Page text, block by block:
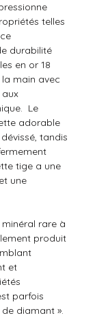
telles
durabilité
en or 18
main avec
Le
adorable
tandis
tige a une
une
rare à
produit
et
parfois
diamant ».